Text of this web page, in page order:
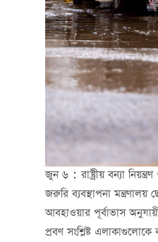
জুন ৬：রাষ্ট্রীয় বন্যা
জরুরি ব্যবস্থাপনা মন্ত্রণালয়
আবহাওয়ার পূর্বাভাস
প্রবণ সংশ্লিষ্ট এলাকাগুলোকে